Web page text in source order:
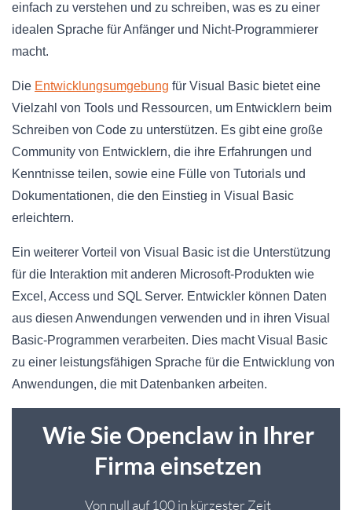
einfach zu verstehen und zu schreiben, was es zu einer
idealen Sprache für Anfänger und Nicht-Programmierer
macht.
Die Entwicklungsumgebung für Visual Basic bietet eine
Vielzahl von Tools und Ressourcen, um Entwicklern beim
Schreiben von Code zu unterstützen. Es gibt eine große
Community von Entwicklern, die ihre Erfahrungen und
Kenntnisse teilen, sowie eine Fülle von Tutorials und
Dokumentationen, die den Einstieg in Visual Basic
erleichtern.
Ein weiterer Vorteil von Visual Basic ist die Unterstützung
für die Interaktion mit anderen Microsoft-Produkten wie
Excel, Access und SQL Server. Entwickler können Daten
aus diesen Anwendungen verwenden und in ihren Visual
Basic-Programmen verarbeiten. Dies macht Visual Basic
zu einer leistungsfähigen Sprache für die Entwicklung von
Anwendungen, die mit Datenbanken arbeiten.